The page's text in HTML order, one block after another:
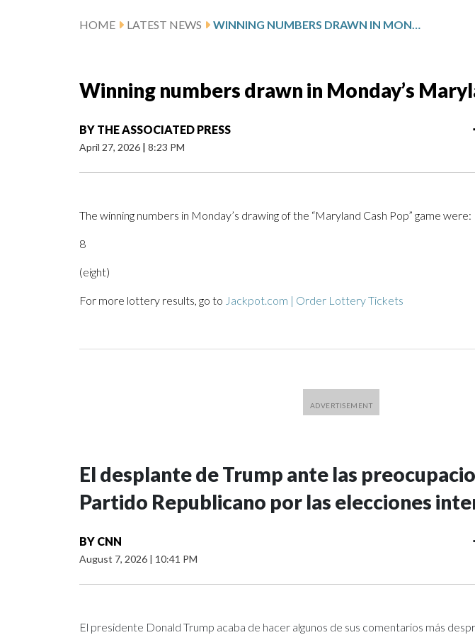
HOME LATEST NEWS WINNING NUMBERS DRAWN IN MONDAY’S MARYLAND CASH POP
Winning numbers drawn in Monday’s
BY THE ASSOCIATED PRESS
April 27, 2026 | 8:23 PM
The winning numbers in Monday’s drawing of the “Maryland Cash Pop” game were:
8
(eight)
For more lottery results, go to Jackpot.com | Order Lottery Tickets
El desplante de Trump ante las
Partido Republicano por las elecciones
BY CNN
August 7, 2026 | 10:41 PM
El presidente Donald Trump acaba de hacer algunos de sus comentarios más